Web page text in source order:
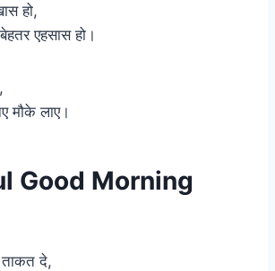
हो,
एहसास हो।
मौके लाए।
Good Morning
दे,